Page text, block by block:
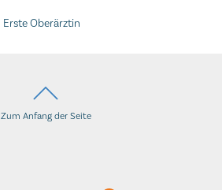
Erste Oberärztin
Zum Anfang der Seite